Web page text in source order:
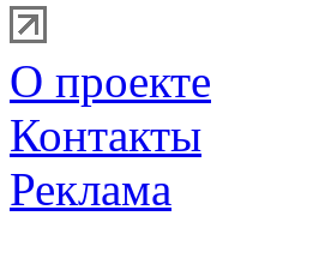
О проекте
Контакты
Реклама